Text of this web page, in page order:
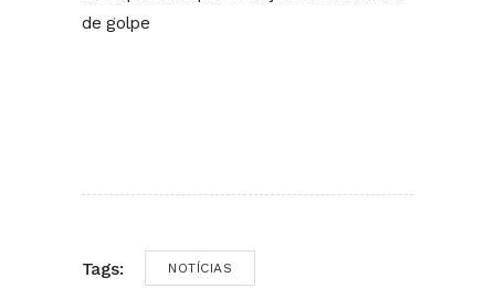
de golpe
Tags: NOTÍCIAS